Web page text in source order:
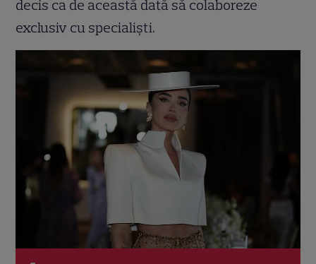
decis ca de această dată să colaboreze
exclusiv cu specialiști.